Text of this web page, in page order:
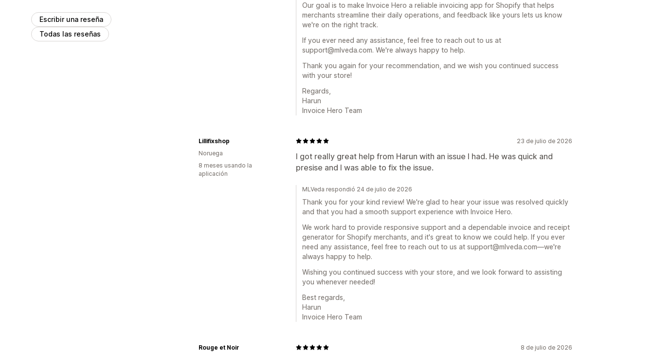
Escribir una reseña
Todas las reseñas
Our goal is to make Invoice Hero a reliable invoicing app for Shopify that helps
merchants streamline their daily operations, and feedback like yours lets us know
we're on the right track.
If you ever need any assistance, feel free to reach out to us at
support@mlveda.com. We're always happy to help.
Thank you again for your recommendation, and we wish you continued success
with your store!
Regards,
Harun
Invoice Hero Team
23 de julio de 2026
I got really great help from Harun with an issue I had. He was quick and
presise and I was able to fix the issue.
Lillifixshop
Noruega
8 meses usando la
aplicación
MLVeda respondió 24 de julio de 2026
Thank you for your kind review! We're glad to hear your issue was resolved quickly
and that you had a smooth support experience with Invoice Hero.
We work hard to provide responsive support and a dependable invoice and receipt
generator for Shopify merchants, and it's great to know we could help. If you ever
need any assistance, feel free to reach out to us at support@mlveda.com—we're
always happy to help.
Wishing you continued success with your store, and we look forward to assisting
you whenever needed!
Best regards,
Harun
Invoice Hero Team
8 de julio de 2026
Rouge et Noir